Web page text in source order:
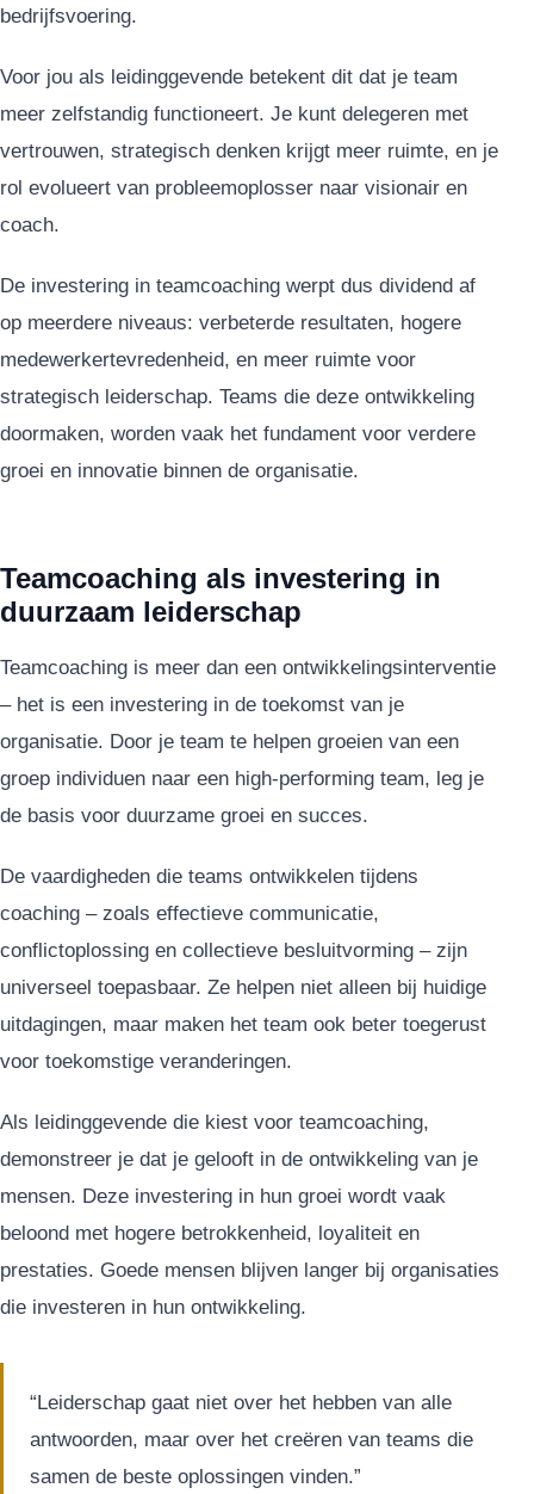
bedrijfsvoering.
Voor jou als leidinggevende betekent dit dat je team
meer zelfstandig functioneert. Je kunt delegeren met
vertrouwen, strategisch denken krijgt meer ruimte, en je
rol evolueert van probleemoplosser naar visionair en
coach.
De investering in teamcoaching werpt dus dividend af
op meerdere niveaus: verbeterde resultaten, hogere
medewerkertevredenheid, en meer ruimte voor
strategisch leiderschap. Teams die deze ontwikkeling
doormaken, worden vaak het fundament voor verdere
groei en innovatie binnen de organisatie.
Teamcoaching als investering in
duurzaam leiderschap
Teamcoaching is meer dan een ontwikkelingsinterventie
– het is een investering in de toekomst van je
organisatie. Door je team te helpen groeien van een
groep individuen naar een high-performing team, leg je
de basis voor duurzame groei en succes.
De vaardigheden die teams ontwikkelen tijdens
coaching – zoals effectieve communicatie,
conflictoplossing en collectieve besluitvorming – zijn
universeel toepasbaar. Ze helpen niet alleen bij huidige
uitdagingen, maar maken het team ook beter toegerust
voor toekomstige veranderingen.
Als leidinggevende die kiest voor teamcoaching,
demonstreer je dat je gelooft in de ontwikkeling van je
mensen. Deze investering in hun groei wordt vaak
beloond met hogere betrokkenheid, loyaliteit en
prestaties. Goede mensen blijven langer bij organisaties
die investeren in hun ontwikkeling.
“Leiderschap gaat niet over het hebben van alle
antwoorden, maar over het creëren van teams die
samen de beste oplossingen vinden.”